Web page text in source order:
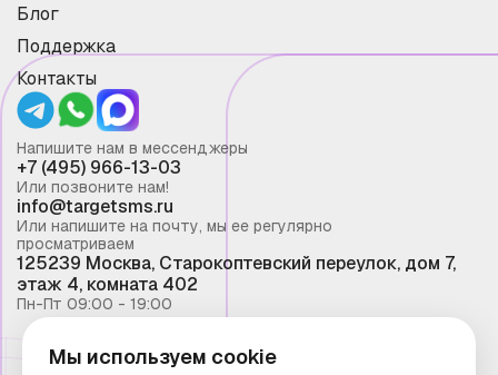
Блог
Поддержка
Контакты
Напишите нам в мессенджеры
+7 (495) 966-13-03
Или позвоните нам!
info@targetsms.ru
Или напишите на почту, мы ее регулярно
просматриваем
125239 Москва, Старокоптевский переулок, дом 7,
этаж 4, комната 402
Пн-Пт 09:00 - 19:00
Мы используем cookie